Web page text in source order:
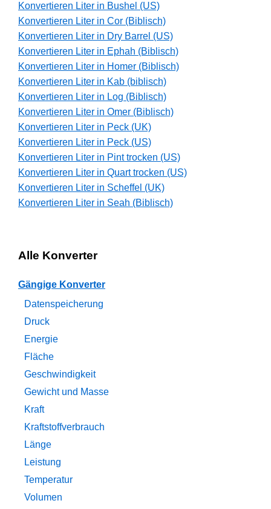
Konvertieren Liter in Bushel (US)
Konvertieren Liter in Cor (Biblisch)
Konvertieren Liter in Dry Barrel (US)
Konvertieren Liter in Ephah (Biblisch)
Konvertieren Liter in Homer (Biblisch)
Konvertieren Liter in Kab (biblisch)
Konvertieren Liter in Log (Biblisch)
Konvertieren Liter in Omer (Biblisch)
Konvertieren Liter in Peck (UK)
Konvertieren Liter in Peck (US)
Konvertieren Liter in Pint trocken (US)
Konvertieren Liter in Quart trocken (US)
Konvertieren Liter in Scheffel (UK)
Konvertieren Liter in Seah (Biblisch)
Alle Konverter
Gängige Konverter
Datenspeicherung
Druck
Energie
Fläche
Geschwindigkeit
Gewicht und Masse
Kraft
Kraftstoffverbrauch
Länge
Leistung
Temperatur
Volumen